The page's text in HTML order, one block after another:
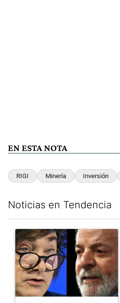
EN ESTA NOTA
RIGI Minería Inversión
Noticias en Tendencia
Un artículo de tendencia con el